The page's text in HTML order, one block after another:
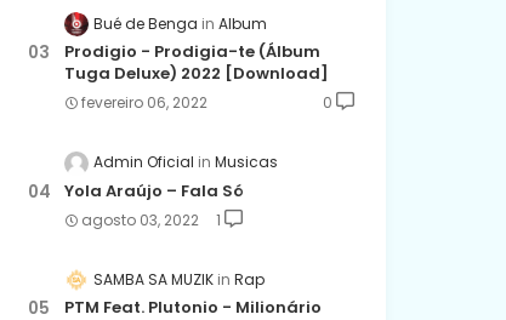
Bué de Benga Album
Prodigio - Prodigia-te (Álbum
Tuga Deluxe) 2022 [Download]
fevereiro 06, 2022 0
Admin Oficial Musicas
Yola Araújo – Fala Só
agosto 03, 2022 1
SAMBA SA MUZIK Rap
PTM Feat. Plutonio - Milionário